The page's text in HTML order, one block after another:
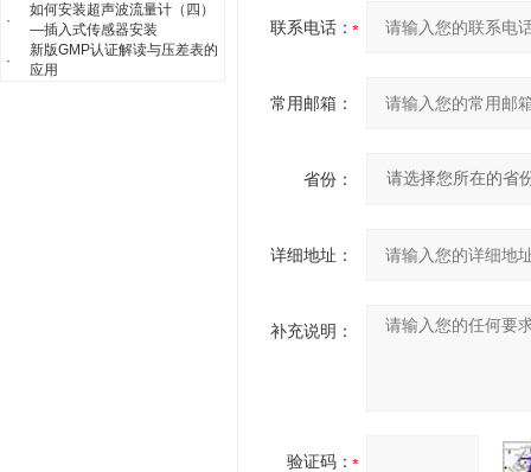
·
如何安装超声波流量计（四）
—插入式传感器安装
·
新版GMP认证解读与压差表的
应用
联系电话：
常用邮箱：
省份：
详细地址：
补充说明：
验证码：